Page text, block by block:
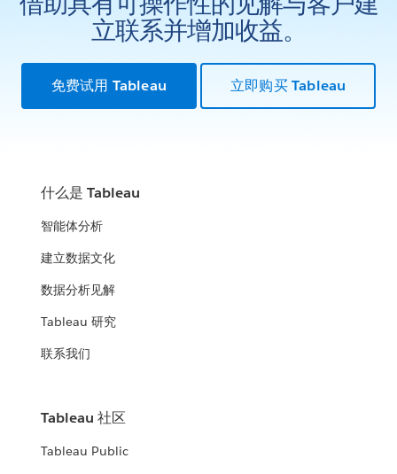
立联系并增加收益。
免费试用 Tableau 立即购买 Tableau
什么是 Tableau
智能体分析
建立数据文化
数据分析见解
Tableau 研究
联系我们
Tableau 社区
Tableau Public